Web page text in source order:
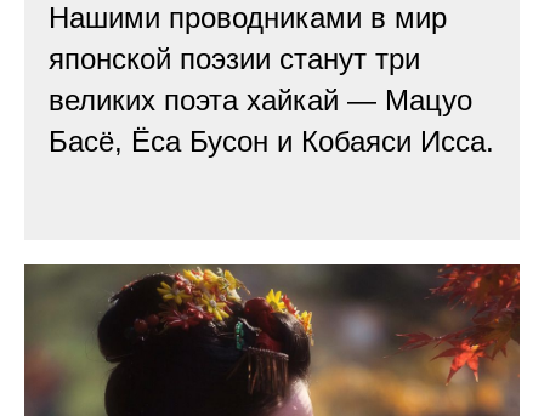
Нашими проводниками в мир
японской поэзии станут три
великих поэта хайкай — Мацуо
Басё, Ёса Бусон и Кобаяси Исса.